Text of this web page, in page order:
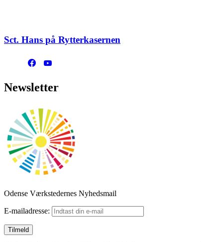
Sct. Hans på Rytterkasernen
Newsletter
Odense Værkstedernes Nyhedsmail
E-mailadresse: